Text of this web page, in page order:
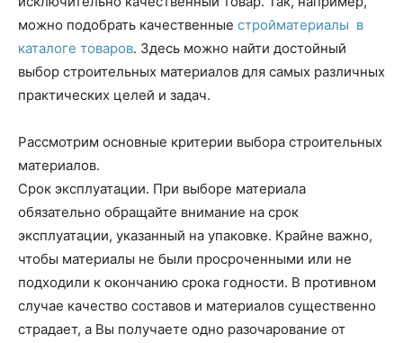
можно подобрать качественные стройматериалы в
каталоге товаров. Здесь можно найти достойный
выбор строительных материалов для самых различных
практических целей и задач.
Рассмотрим основные критерии выбора строительных
материалов.
Срок эксплуатации. При выборе материала
обязательно обращайте внимание на срок
эксплуатации, указанный на упаковке. Крайне важно,
чтобы материалы не были просроченными или не
подходили к окончанию срока годности. В противном
случае качество составов и материалов существенно
страдает, а Вы получаете одно разочарование от